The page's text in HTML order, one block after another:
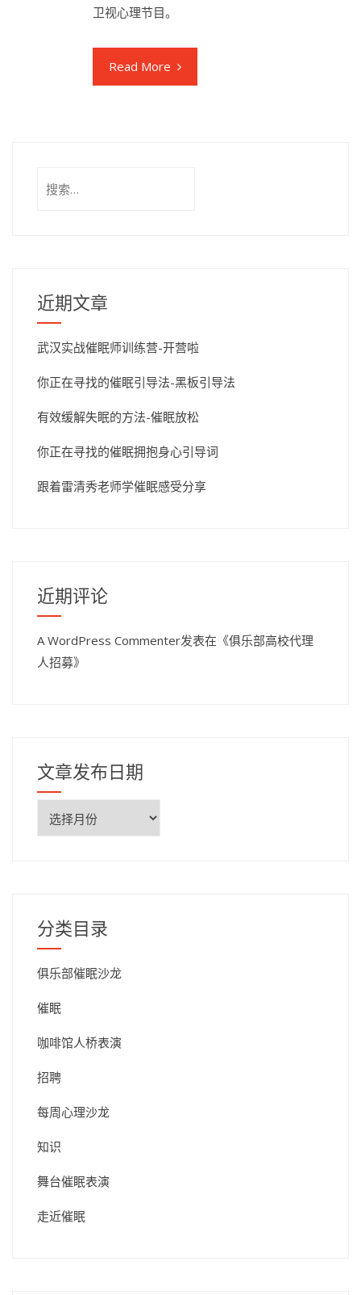
卫视心理节目。
Read More
索：
近期文章
武汉实战催眠师训练营-开营啦
你正在寻找的催眠引导法-黑板引导法
有效缓解失眠的方法-催眠放松
你正在寻找的催眠拥抱身心引导词
跟着雷清秀老师学催眠感受分享
近期评论
A WordPress Commenter发表在《俱乐部高校代理
人招募》
文章发布日期
期
分类目录
俱乐部催眠沙龙
催眠
咖啡馆人桥表演
招聘
每周心理沙龙
知识
舞台催眠表演
走近催眠